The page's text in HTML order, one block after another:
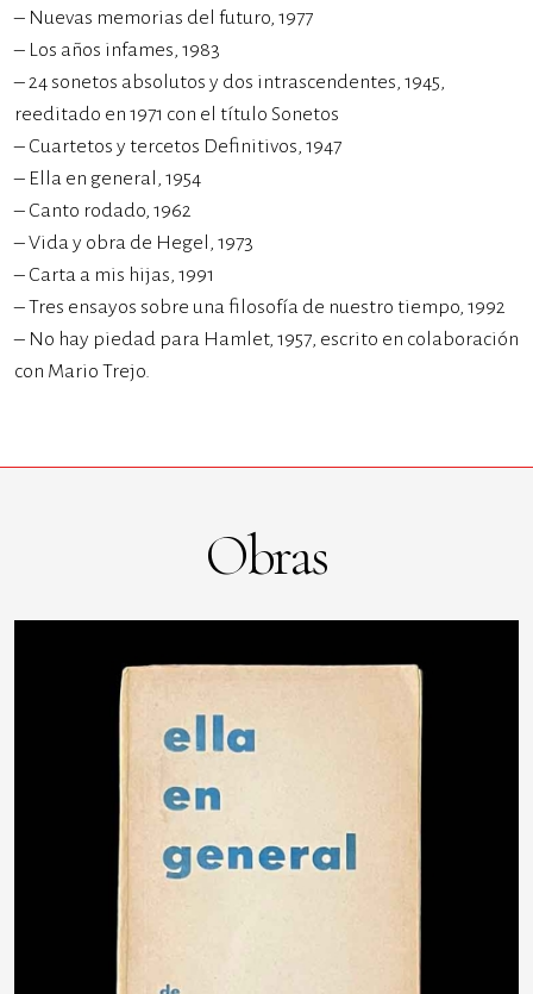
– Nuevas memorias del futuro, 1977
– Los años infames, 1983
– 24 sonetos absolutos y dos intrascendentes, 1945,
reeditado en 1971 con el título Sonetos
– Cuartetos y tercetos Definitivos, 1947
– Ella en general, 1954
– Canto rodado, 1962
– Vida y obra de Hegel, 1973
– Carta a mis hijas, 1991
– Tres ensayos sobre una filosofía de nuestro tiempo, 1992
– No hay piedad para Hamlet, 1957, escrito en colaboración
con Mario Trejo.
Obras